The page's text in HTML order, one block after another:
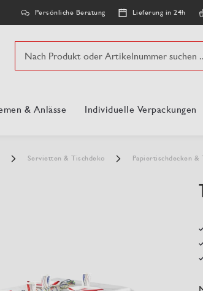
Persönliche Beratung Lieferung in 24h
& Anlässe Individuelle Verpackungen
Servietten & Tischdeko Papiertischdecken &